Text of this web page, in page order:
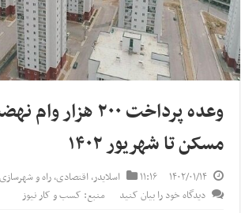
وعده پرداخت ۲۰۰
مسکن تا شهریور ۱۴۰۲
۱۴۰۲/۰۱/۱۴ ۱۱:۱۶ اسلایدر,اقتصادی,راه و
دیدگاه خود را بیان کنید
منبع: کسب و کار نیوز